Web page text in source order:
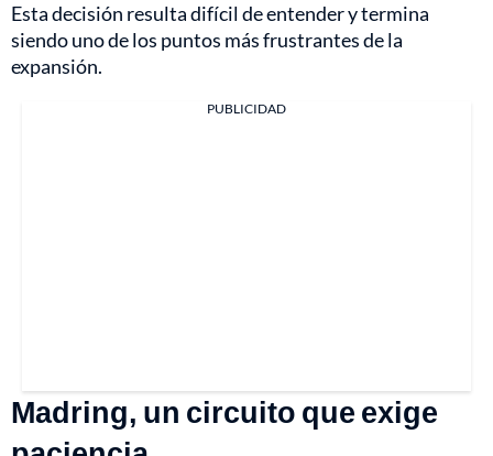
Esta decisión resulta difícil de entender y termina
siendo uno de los puntos más frustrantes de la
expansión.
PUBLICIDAD
Madring, un circuito que exige